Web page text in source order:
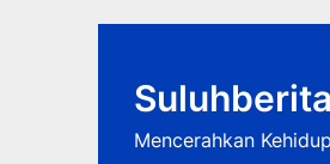
Mencerahkan